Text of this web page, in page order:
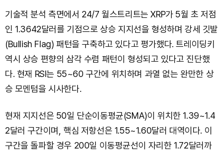
기술적 분석 측면에서 24/7 월스트리트는 XRP가 5월 초 저점
인 1.3642달러를 기점으로 상승 지지선을 형성하며 강세 깃발
(Bullish Flag) 패턴을 구축하고 있다고 평가했다. 트레이딩키
역시 상승 편향의 삼각 수렴 패턴이 형성되고 있다고 진단했
다. 현재 RSI는 55~60 구간에 위치하며 과열 없는 완만한 상
승 모멘텀을 시사한다.
현재 지지선은 50일 단순이동평균(SMA)이 위치한 1.39~1.4
2달러 구간이며, 핵심 저항선은 1.55~1.60달러 대역이다. 이
구간을 돌파할 경우 200일 이동평균선이 자리한 1.72달러까